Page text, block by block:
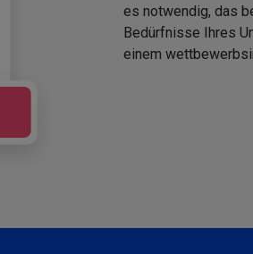
es notwendig, das
Bedürfnisse Ihres
einem